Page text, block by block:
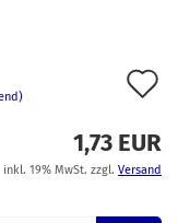
1,73 EUR
inkl. 19% MwSt. zzgl. Versand